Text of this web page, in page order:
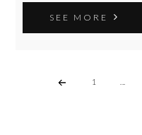
SEE MORE
1